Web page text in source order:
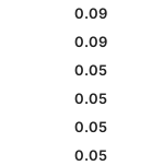
0.09
0.09
0.05
0.05
0.05
0.05